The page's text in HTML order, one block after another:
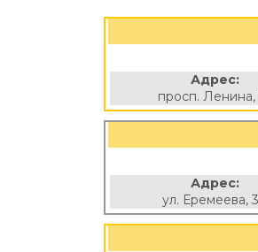
Адрес:
просп. Ленина,
Адрес:
ул. Еремеева,